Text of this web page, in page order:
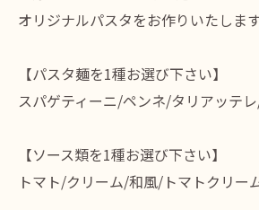
オリジナルパスタをお作りいたします
【パスタ麺を1種お選び下さい】
スパゲティーニ/ペンネ/タリアッテ
【ソース類を1種お選び下さい】
トマト/クリーム/和風/トマトクリー